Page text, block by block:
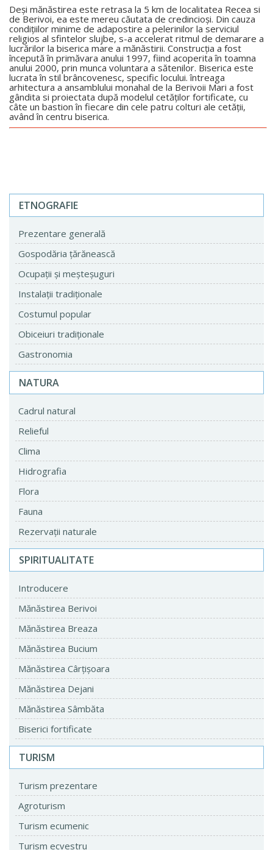
Deşi mănăstirea este retrasa la 5 km de localitatea Recea si
de Berivoi, ea este mereu căutata de credincioşi. Din cauza
condiţiilor minime de adapostire a pelerinilor la serviciul
religios al sfintelor slujbe, s-a accelerat ritmul de demarare a
lucrărilor la biserica mare a mănăstirii. Construcţia a fost
începută în primăvara anului 1997, fiind acoperita în toamna
anului 2000, prin munca voluntara a sătenilor. Biserica este
lucrata în stil brâncovenesc, specific locului. întreaga
arhitectura a ansamblului monahal de la Berivoii Mari a fost
gândita si proiectata după modelul cetăţilor fortificate, cu
câte un bastion în fiecare din cele patru colturi ale cetăţii,
având în centru biserica.
ETNOGRAFIE
Prezentare generală
Gospodăria ţărănească
Ocupaţii şi meşteşuguri
Instalaţii tradiţionale
Costumul popular
Obiceiuri tradiţionale
Gastronomia
NATURA
Cadrul natural
Relieful
Clima
Hidrografia
Flora
Fauna
Rezervaţii naturale
SPIRITUALITATE
Introducere
Mănăstirea Berivoi
Mănăstirea Breaza
Mănăstirea Bucium
Mănăstirea Cârţişoara
Mănăstirea Dejani
Mănăstirea Sâmbăta
Biserici fortificate
TURISM
Turism prezentare
Agroturism
Turism ecumenic
Turism ecvestru